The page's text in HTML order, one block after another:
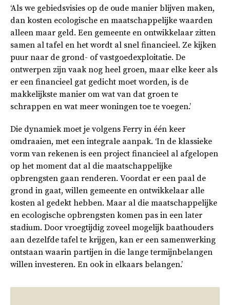
‘Als we gebiedsvisies op de oude manier blijven maken,
dan kosten ecologische en maatschappelijke waarden
alleen maar geld. Een gemeente en ontwikkelaar zitten
samen al tafel en het wordt al snel financieel. Ze kijken
puur naar de grond- of vastgoedexploitatie. De
ontwerpen zijn vaak nog heel groen, maar elke keer als
er een financieel gat gedicht moet worden, is de
makkelijkste manier om wat van dat groen te
schrappen en wat meer woningen toe te voegen.’
Die dynamiek moet je volgens Ferry in één keer
omdraaien, met een integrale aanpak. ‘In de klassieke
vorm van rekenen is een project financieel al afgelopen
op het moment dat al die maatschappelijke
opbrengsten gaan renderen. Voordat er een paal de
grond in gaat, willen gemeente en ontwikkelaar alle
kosten al gedekt hebben. Maar al die maatschappelijke
en ecologische opbrengsten komen pas in een later
stadium. Door vroegtijdig zoveel mogelijk baathouders
aan dezelfde tafel te krijgen, kan er een samenwerking
ontstaan waarin partijen in die lange termijnbelangen
willen investeren. En ook in elkaars belangen.’